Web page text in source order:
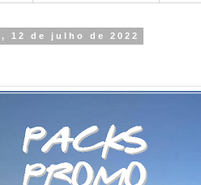
12 de julho de 2022